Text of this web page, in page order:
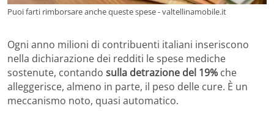
Puoi farti rimborsare anche queste spese - valtellinamobile.it
Ogni anno milioni di contribuenti italiani inseriscono
nella dichiarazione dei redditi le spese mediche
sostenute, contando sulla detrazione del 19% che
alleggerisce, almeno in parte, il peso delle cure. È un
meccanismo noto, quasi automatico.